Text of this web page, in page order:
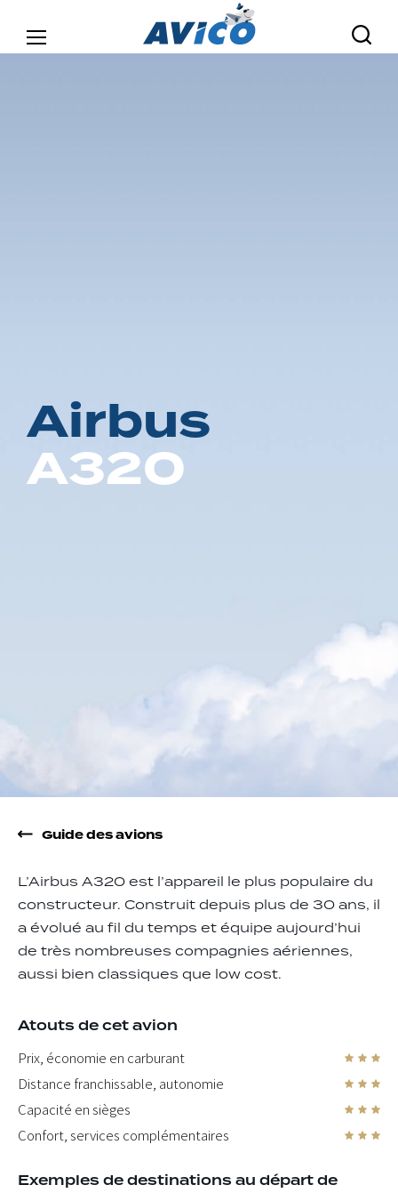
Airbus
A320
Guide des avions
L’Airbus A320 est l’appareil le plus populaire du
constructeur. Construit depuis plus de 30 ans, il
a évolué au fil du temps et équipe aujourd’hui
de très nombreuses compagnies aériennes,
aussi bien classiques que low cost.
Atouts de cet avion
Prix, économie en carburant
Distance franchissable, autonomie
Capacité en sièges
Confort, services complémentaires
Exemples de destinations au départ de